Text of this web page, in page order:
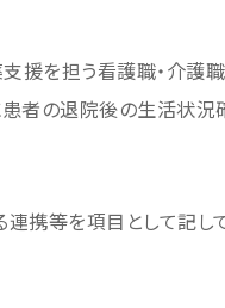
を担う看護職・介護
者の退院後の生活状
携等を項目として記し